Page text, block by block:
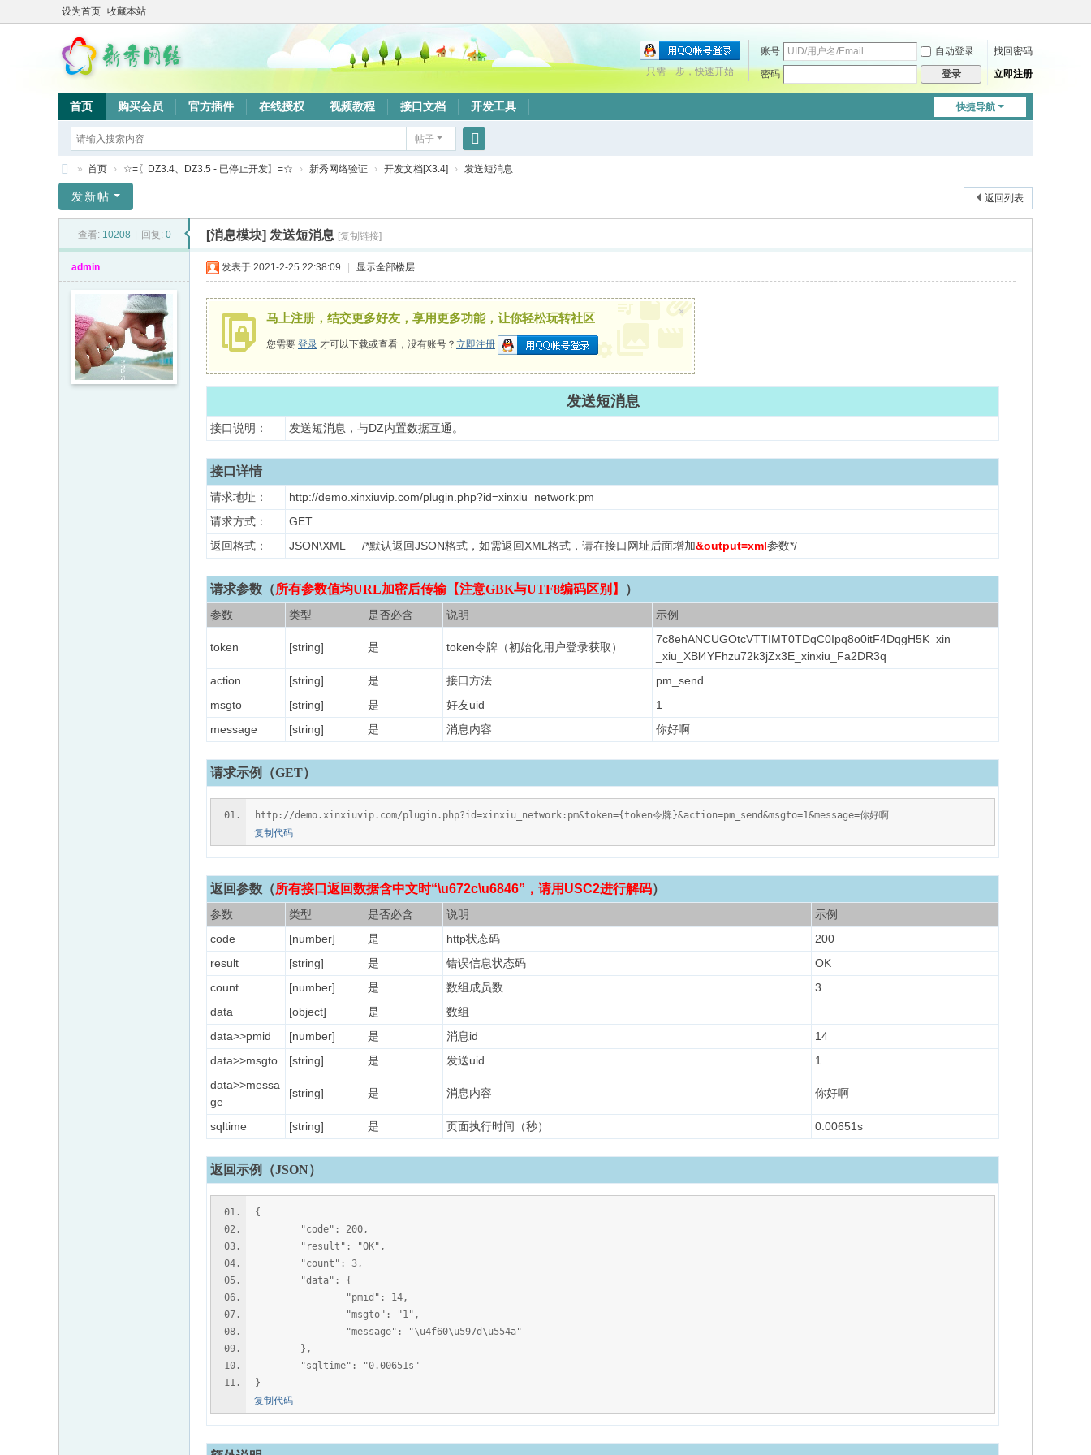
设为首页 收藏本站
账号 自动登录
找回密码
密码
登录 立即注册
只需一步，快速开始
快捷导航
首页 购买会员 官方插件 在线授权 视频教程 接口文档 开发工具
帖子
搜
秀
» 首页 › ☆=〖DZ3.4、DZ3.5 - 已停止开发〗=☆ › 新秀网络验证 › 开发文档[X3.4] › 发送短消息
返回列表
发新帖
查看: 10208 回复: 0 [消息模块] 发送短消息 [复制链接]
admin 发表于 2021-2-25 22:38:09 显示全部楼层
马上注册，结交更多好友，享用更多功能，让你轻松玩转社区
您需要 登录 才可以下载或查看，没有账号？ 立即注册
×
发送短消息
接口说明： 发送短消息，与DZ内置数据互通。
接口详情
请求地址：
http://demo.xinxiuvip.com/plugin.php?id=xinxiu_network:pm
请求方式：
GET
返回格式：
JSON\XML /*默认返回JSON格式，如需返回XML格式，请在接口网址后面增加&output=xml参数*/
请求参数（所有参数值均URL加密后传输【注意GBK与UTF8编码区别】 ）
参数 类型 是否必含 说明 示例
token [string] 是 token令牌（初始化用户登录获取）
7c8ehANCUGOtcVTTIMT0TDqC0Ipq8o0itF4DqgH5K_xin
_xiu_XBl4YFhzu72k3jZx3E_xinxiu_Fa2DR3q
action
[string] 是 接口方法
pm_send
msgto
[string] 是 好友uid
1
message
[string] 是 消息内容 你好啊
请求示例（GET）
http://demo.xinxiuvip.com/plugin.php?id=xinxiu_network:pm&token={token令牌}&action=pm_send&msgto=1&message=你好啊
复制代码
返回参数 （所有接口返回数据含中文时“\u672c\u6846”，请用USC2进行解码）
参数 类型 是否必含 说明
示例
code
[number] 是 http状态码
200
result
[string] 是 错误信息状态码
OK
count
[number] 是 数组成员数
3
data
[object] 是
数组
data>>pmid
[number] 是 消息id
14
data>>msgto
[string] 是 发送uid
1
data>>messa
ge
[string] 是 消息内容 你好啊
sqltime [string] 是 页面执行时间（秒） 0.00651s
返回示例（JSON）
{
"code": 200,
"result": "OK",
"count": 3,
"data": {
"pmid": 14,
"msgto": "1",
"message": "\u4f60\u597d\u554a"
},
"sqltime": "0.00651s"
}
复制代码